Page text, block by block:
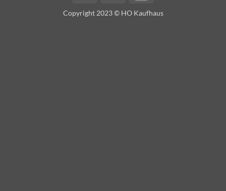
Copyright 2023 © HO Kaufhaus